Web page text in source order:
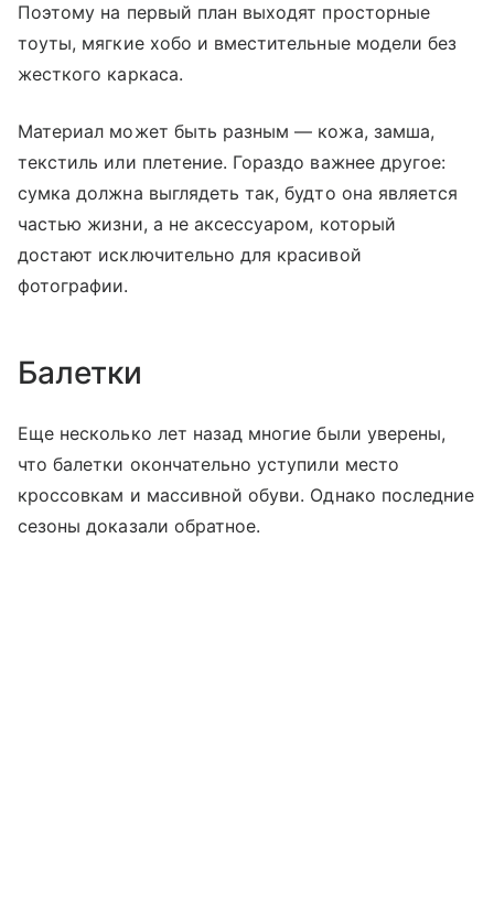
Поэтому на первый план выходят просторные
тоуты, мягкие хобо и вместительные модели без
жесткого каркаса.
Материал может быть разным — кожа, замша,
текстиль или плетение. Гораздо важнее другое:
сумка должна выглядеть так, будто она является
частью жизни, а не аксессуаром, который
достают исключительно для красивой
фотографии.
Балетки
Еще несколько лет назад многие были уверены,
что балетки окончательно уступили место
кроссовкам и массивной обуви. Однако последние
сезоны доказали обратное.